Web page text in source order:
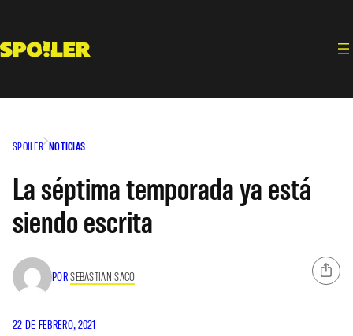
contenido
SPOILER NOTICIAS
La séptima temporada ya está
siendo escrita
PORSEBASTIAN SACO
22 DE FEBRERO, 2021